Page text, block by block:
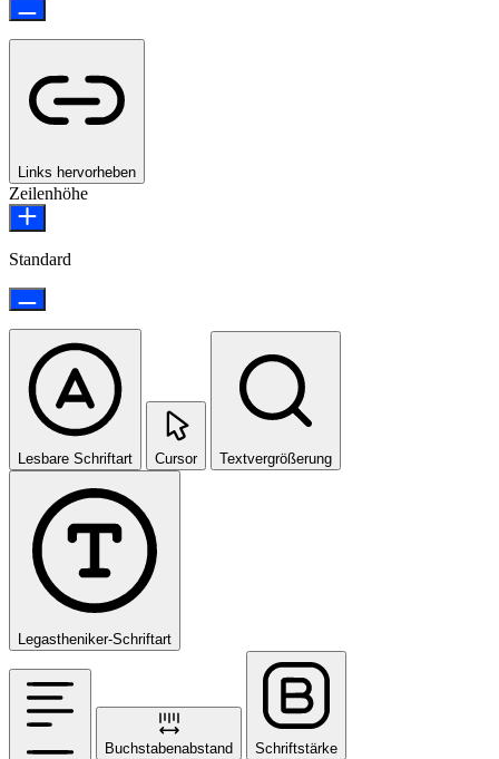
Links hervorheben
Zeilenhöhe
Standard
Lesbare Schriftart Cursor Textvergrößerung
Legastheniker-Schriftart
Buchstabenabstand Schriftstärke